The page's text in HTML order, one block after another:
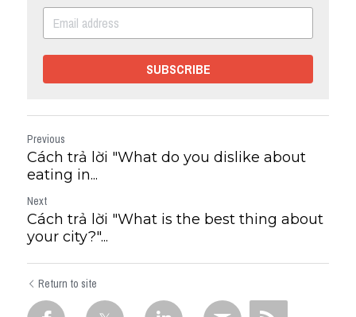
SUBSCRIBE
Previous
Cách trả lời "What do you dislike about
eating in...
Next
Cách trả lời "What is the best thing about
your city?"...
Return to site